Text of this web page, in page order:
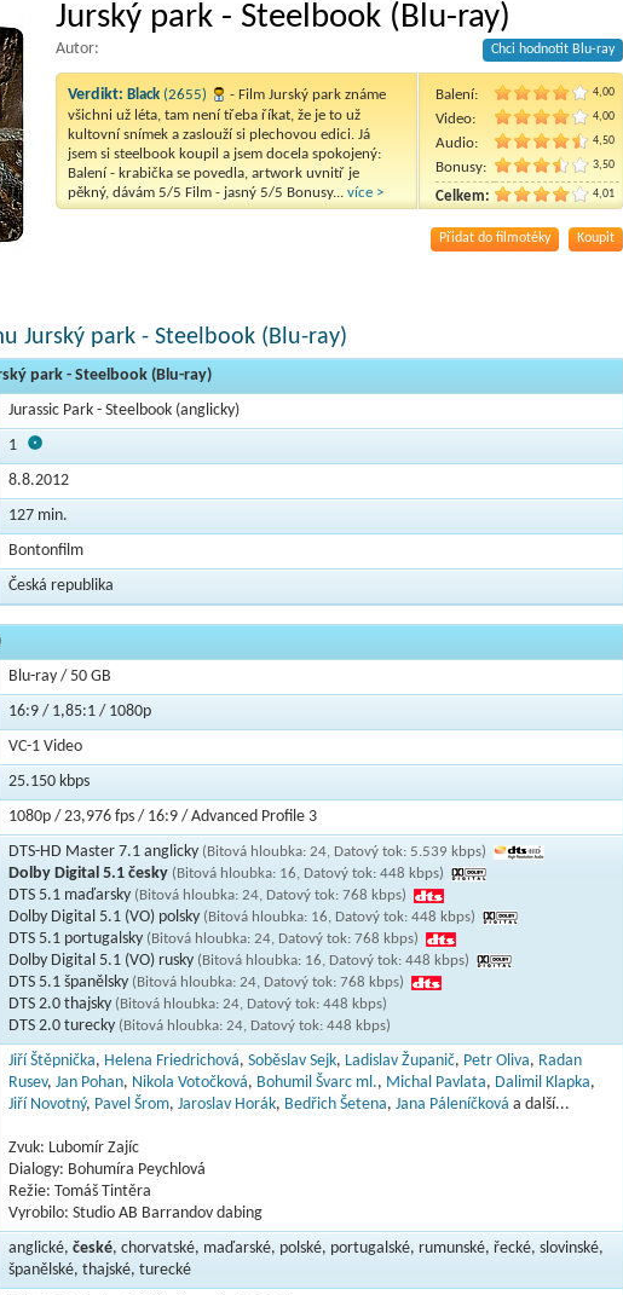
Jurský park - Steelbook (Blu-ray)
Autor: Chci hodnotit Blu-ray
Verdikt: Black (2655)
- Film Jurský park známe
všichni už léta, tam není třeba říkat, že je to už
kultovní snímek a zaslouží si plechovou edici. Já
jsem si steelbook koupil a jsem docela spokojený:
Balení - krabička se povedla, artwork uvnitř je
pěkný, dávám 5/5 Film - jasný 5/5 Bonusy... více >
Balení: 4,00
Video: 4,00
Audio: 4,50
Bonusy: 3,50
Celkem: 4,01
Koupit
Přidat do filmotéky
Jurský park - Steelbook (Blu-ray)
park - Steelbook (Blu-ray)
Jurassic Park - Steelbook (anglicky)
1
8.8.2012
127 min.
Bontonfilm
Česká republika
Blu-ray / 50 GB
16:9 / 1,85:1 / 1080p
VC-1 Video
25.150 kbps
1080p / 23,976 fps / 16:9 / Advanced Profile 3
DTS-HD Master 7.1 anglicky (Bitová hloubka: 24, Datový tok: 5.539 kbps)
Dolby Digital 5.1 česky (Bitová hloubka: 16, Datový tok: 448 kbps)
DTS 5.1 maďarsky (Bitová hloubka: 24, Datový tok: 768 kbps)
Dolby Digital 5.1 (VO) polsky (Bitová hloubka: 16, Datový tok: 448 kbps)
DTS 5.1 portugalsky (Bitová hloubka: 24, Datový tok: 768 kbps)
Dolby Digital 5.1 (VO) rusky (Bitová hloubka: 16, Datový tok: 448 kbps)
DTS 5.1 španělsky (Bitová hloubka: 24, Datový tok: 768 kbps)
DTS 2.0 thajsky (Bitová hloubka: 24, Datový tok: 448 kbps)
DTS 2.0 turecky (Bitová hloubka: 24, Datový tok: 448 kbps)
Jiří Štěpnička, Helena Friedrichová, Soběslav Sejk, Ladislav Županič, Petr Oliva, Radan
Rusev, Jan Pohan, Nikola Votočková, Bohumil Švarc ml., Michal Pavlata, Dalimil Klapka,
Jiří Novotný, Pavel Šrom, Jaroslav Horák, Bedřich Šetena, Jana Páleníčková a další...
Zvuk: Lubomír Zajíc
Dialogy: Bohumíra Peychlová
Režie: Tomáš Tintěra
Vyrobilo: Studio AB Barrandov dabing
anglické, české, chorvatské, maďarské, polské, portugalské, rumunské, řecké, slovinské,
španělské, thajské, turecké